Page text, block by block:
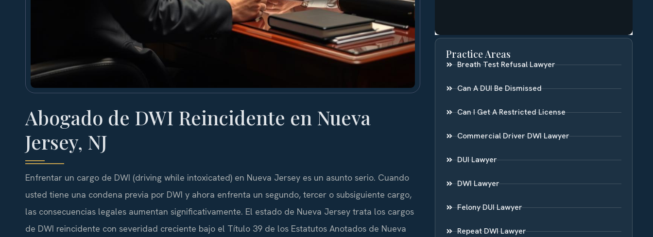
Abogado de DWI Reincidente en Nueva
Jersey, NJ
Enfrentar un cargo de DWI (driving while intoxicated) en Nueva Jersey es un asunto serio. Cuando
usted tiene una condena previa por DWI y ahora enfrenta un segundo, tercer o subsiguiente cargo,
las consecuencias legales aumentan significativamente. El estado de Nueva Jersey trata los cargos
de DWI reincidente con severidad creciente bajo el Título 39 de los Estatutos Anotados de Nueva
Practice Areas
Breath Test Refusal Lawyer
Can A DUI Be Dismissed
Can I Get A Restricted License
Commercial Driver DWI Lawyer
DUI Lawyer
DWI Lawyer
Felony DUI Lawyer
Repeat DWI Lawyer